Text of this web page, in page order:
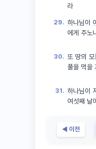
라
29. 하나님이
에게 주노니
30. 또 땅의 모
풀을 먹을
31. 하나님이
여섯째 날
◀ 이전